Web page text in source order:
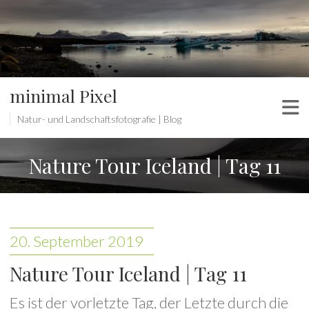
minimal Pixel
Natur- und Landschaftsfotografie | Blog
Nature Tour Iceland | Tag 11
20. September 2019
Nature Tour Iceland | Tag 11
Es ist der vorletzte Tag, der Letzte durch die